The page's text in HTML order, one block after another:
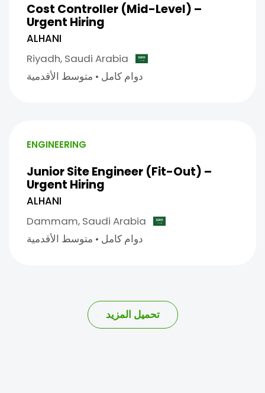
Cost Controller (Mid-Level) –
Urgent Hiring
ALHANI
Riyadh, Saudi Arabia
دوام كامل • متوسط الأقدمية
ENGINEERING
Junior Site Engineer (Fit-Out) –
Urgent Hiring
ALHANI
Dammam, Saudi Arabia
دوام كامل • متوسط الأقدمية
تحميل المزيد